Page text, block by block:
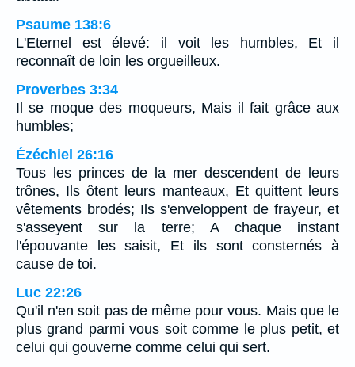
Psaume 138:6
L'Eternel est élevé: il voit les humbles, Et il
reconnaît de loin les orgueilleux.
Proverbes 3:34
Il se moque des moqueurs, Mais il fait grâce aux
humbles;
Ézéchiel 26:16
Tous les princes de la mer descendent de leurs
trônes, Ils ôtent leurs manteaux, Et quittent leurs
vêtements brodés; Ils s'enveloppent de frayeur, et
s'asseyent sur la terre; A chaque instant
l'épouvante les saisit, Et ils sont consternés à
cause de toi.
Luc 22:26
Qu'il n'en soit pas de même pour vous. Mais que le
plus grand parmi vous soit comme le plus petit, et
celui qui gouverne comme celui qui sert.